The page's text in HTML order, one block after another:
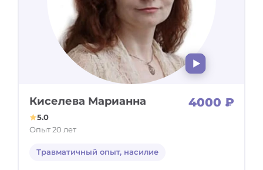
Киселева Марианна 4000 ₽
5.0
Опыт 20 лет
Травматичный опыт, насилие